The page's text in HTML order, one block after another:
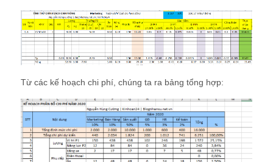
Từ các kế hoạch chi phí, chúng ta ra bảng tổng hợp: